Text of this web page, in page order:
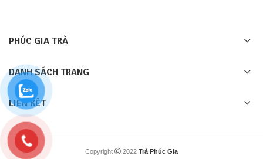
PHÚC GIA TRÀ
DANH SÁCH TRANG
LIÊN KÊT
Copyright 2022 Trà Phúc Gia